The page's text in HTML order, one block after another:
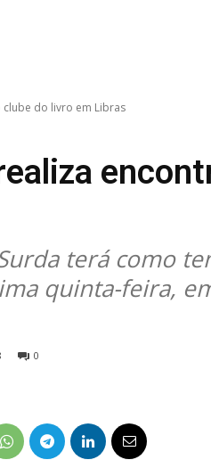
clube do livro em Libras
terá como
quinta-feira,
0